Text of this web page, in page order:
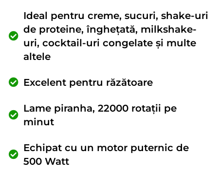
Ideal pentru creme, sucuri, shake-uri
de proteine, înghețată, milkshake-
uri, cocktail-uri congelate și multe
altele
Excelent pentru răzătoare
Lame piranha, 22000 rotații pe
minut
Echipat cu un motor puternic de
500 Watt